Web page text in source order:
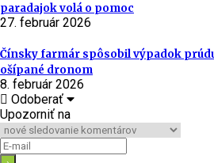
paradajok volá o pomoc
27. február 2026
Čínsky farmár spôsobil výpadok
ošípané dronom
8. február 2026
Odoberať
Upozorniť na